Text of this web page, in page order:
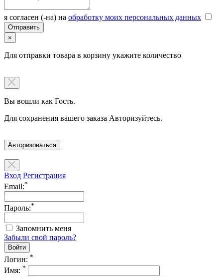
я согласен (-на) на обработку моих персональных данных
×
Для отправки товара в корзину укажите количество
Вы вошли как Гость.
Для сохранения вашего заказа Авторизуйтесь.
Авторизоваться
Вход Регистрация
Email:*
Пароль:*
Запомнить меня
Забыли свой пароль?
Логин: *
Имя: *